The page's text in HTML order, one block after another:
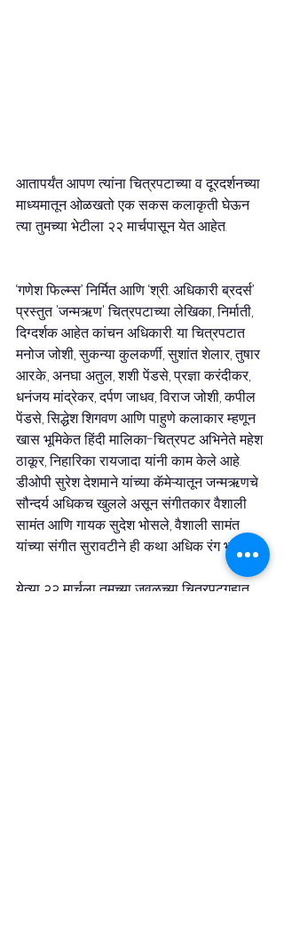
आतापर्यंत आपण त्यांना चित्रपटाच्या व दूरदर्शनच्या
माध्यमातून ओळखतो एक सकस कलाकृती घेऊन
त्या तुमच्या भेटीला २२ मार्चपासून येत आहेत.
‘गणेश फिल्म्स’ निर्मित आणि ‘श्री. अधिकारी ब्रदर्स’
प्रस्तुत 'जन्मऋण' चित्रपटाच्या लेखिका, निर्माती,
दिग्दर्शक आहेत कांचन अधिकारी. या चित्रपटात
मनोज जोशी, सुकन्या कुलकर्णी, सुशांत शेलार, तुषार
आर.के., अनघा अतुल, शशी पेंडसे, प्रज्ञा करंदीकर,
धनंजय मांद्रेकर, दर्पण जाधव, विराज जोशी, कपील
पेंडसे, सिद्धेश शिगवण आणि पाहुणे कलाकार म्हणून
खास भूमिकेत हिंदी मालिका-चित्रपट अभिनेते महेश
ठाकूर, निहारिका रायजादा यांनी काम केले आहे.
डीओपी सुरेश देशमाने यांच्या कॅमेऱ्यातून जन्मऋणचे
सौन्दर्य अधिकच खुलले असून संगीतकार वैशाली
सामंत आणि गायक सुदेश भोसले, वैशाली सामंत
यांच्या संगीत सुरावटीने ही कथा अधिक रंग भरते.
येत्या २२ मार्चला तुमच्या जवळच्या चित्रपटगृहात